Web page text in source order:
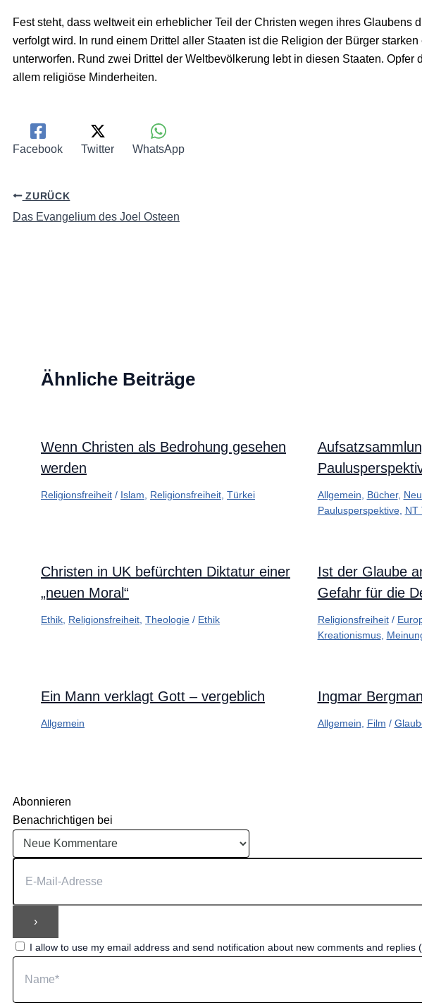
Fest steht, dass weltweit ein erheblicher Teil der Christen wegen ihres Glaubens
verfolgt wird. In rund einem Drittel aller Staaten ist die Religion der Bürger
unterworfen. Rund zwei Drittel der Weltbevölkerung lebt in diesen Staaten. Opfer
allem religiöse Minderheiten.
Facebook Twitter WhatsApp
ZURÜCK
Das Evangelium des Joel Osteen
Ähnliche Beiträge
Wenn Christen als Bedrohung gesehen
werden
Religionsfreiheit / Islam Religionsfreiheit Türkei Allgemein Bücher,
Paulusperspektive, NT
Christen in UK befürchten Diktatur einer
„neuen Moral“
Ethik Religionsfreiheit Theologie / Ethik
Ist der Glaube
Gefahr für die
Religionsfreiheit/
Kreationismus,
Ein Mann verklagt Gott – vergeblich
Allgemein
Ingmar
Allgemein Film /
Abonnieren
Benachrichtigen bei
I allow to use my email address and send notification about new comments and replies